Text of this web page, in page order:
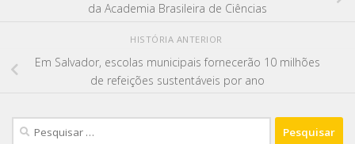
da Academia Brasileira de Ciências
HISTÓRIA ANTERIOR
Em Salvador, escolas municipais fornecerão 10 milhões
de refeições sustentáveis ​​por ano